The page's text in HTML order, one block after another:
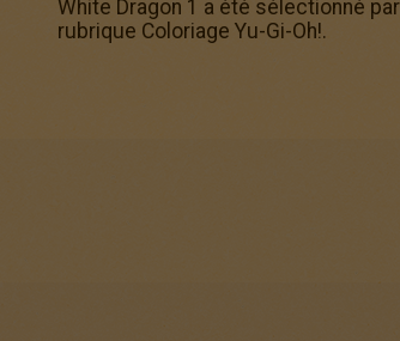
White Dragon 1 a été sélectionné
rubrique Coloriage Yu-Gi-Oh!.